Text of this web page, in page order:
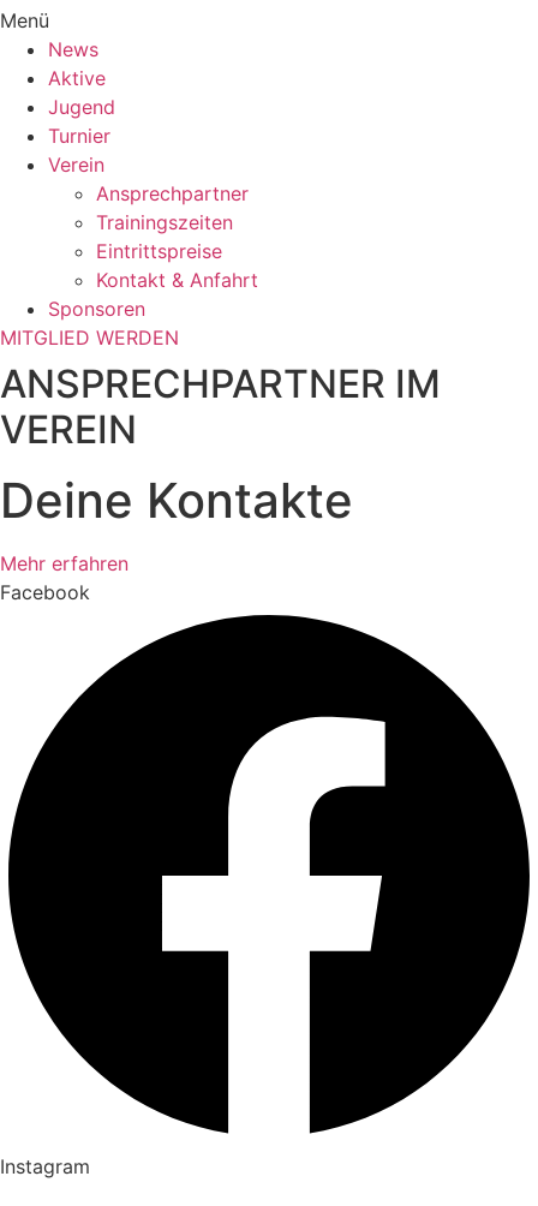
Menü
News
Aktive
Jugend
Turnier
Verein
Ansprechpartner
Trainingszeiten
Eintrittspreise
Kontakt & Anfahrt
Sponsoren
MITGLIED WERDEN
ANSPRECHPARTNER IM
VEREIN
Deine Kontakte
Mehr erfahren
Facebook
Instagram